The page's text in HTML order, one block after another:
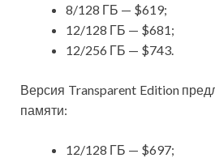
8/128 ГБ — $619;
12/128 ГБ — $681;
12/256 ГБ — $743.
Версия Transparent Edition
памяти:
12/128 ГБ — $697;